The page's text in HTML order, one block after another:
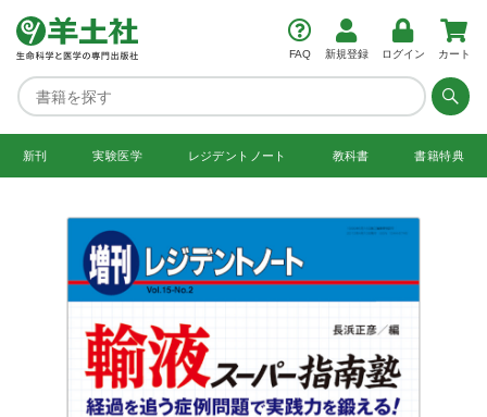
FAQ 新規登録 ログイン カート
新刊 実験医学 レジデント ノート 教科書 書籍特典